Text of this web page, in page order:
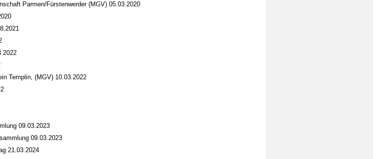
Parmen/Fürstenwerder (MGV) 05.03.2020
Templin, (MGV) 10.03.2022
09.03.2023
09.03.2023
21.03.2024